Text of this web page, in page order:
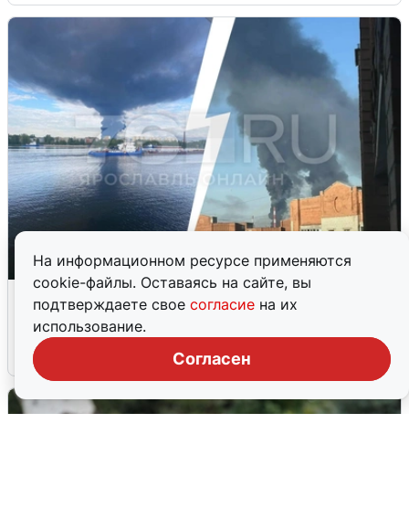
На информационном ресурсе применяются
cookie-файлы. Оставаясь на сайте, вы
подтверждаете свое согласие на их
использование.
Согласен
Ночная атака БПЛА на Ярославль:
попадания и последствия
6 августа